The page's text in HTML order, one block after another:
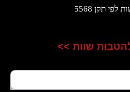
תקן 5568
שוות >>